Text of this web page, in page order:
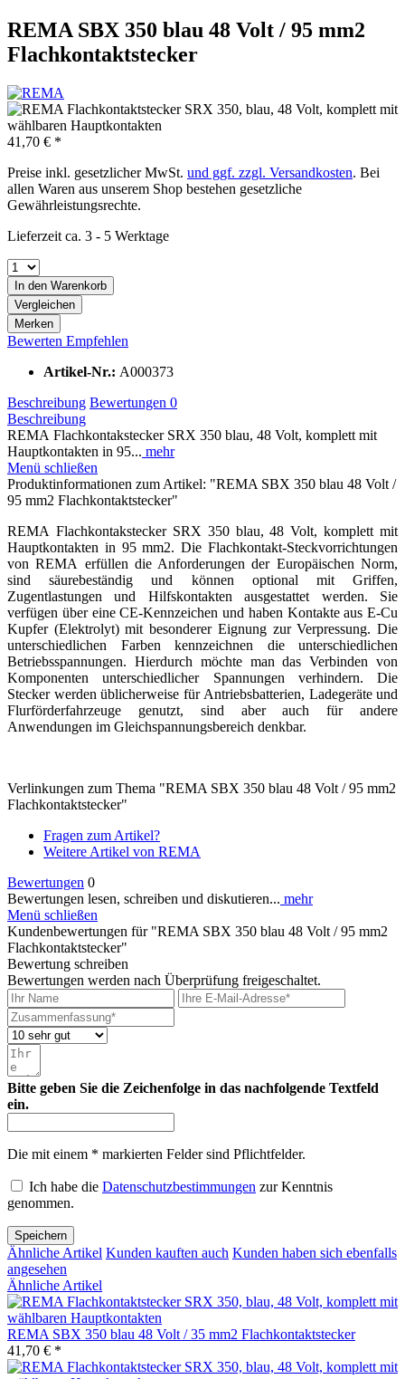
REMA SBX 350 blau 48 Volt / 95 mm2
Flachkontaktstecker
41,70 € *
Preise inkl. gesetzlicher MwSt. und ggf. zzgl. Versandkosten. Bei
allen Waren aus unserem Shop bestehen gesetzliche
Gewährleistungsrechte.
Lieferzeit ca. 3 - 5 Werktage
In den Warenkorb
Vergleichen
Merken
Bewerten Empfehlen
Artikel-Nr.: A000373
Beschreibung Bewertungen 0
Beschreibung
REMA Flachkontakstecker SRX 350 blau, 48 Volt, komplett mit
Hauptkontakten in 95... mehr
Menü schließen
Produktinformationen zum Artikel: "REMA SBX 350 blau 48 Volt /
95 mm2 Flachkontaktstecker"
REMA Flachkontakstecker SRX 350 blau, 48 Volt, komplett mit
Hauptkontakten in 95 mm2. Die Flachkontakt-Steckvorrichtungen
von REMA erfüllen die Anforderungen der Europäischen Norm,
sind säurebeständig und können optional mit Griffen,
Zugentlastungen und Hilfskontakten ausgestattet werden. Sie
verfügen über eine CE-Kennzeichen und haben Kontakte aus E-Cu
Kupfer (Elektrolyt) mit besonderer Eignung zur Verpressung. Die
unterschiedlichen Farben kennzeichnen die unterschiedlichen
Betriebsspannungen. Hierdurch möchte man das Verbinden von
Komponenten unterschiedlicher Spannungen verhindern. Die
Stecker werden üblicherweise für Antriebsbatterien, Ladegeräte und
Flurförderfahrzeuge genutzt, sind aber auch für andere
Anwendungen im Gleichspannungsbereich denkbar.
Verlinkungen zum Thema "REMA SBX 350 blau 48 Volt / 95 mm2
Flachkontaktstecker"
Fragen zum Artikel?
Weitere Artikel von REMA
Bewertungen 0
Bewertungen lesen, schreiben und diskutieren... mehr
Menü schließen
Kundenbewertungen für "REMA SBX 350 blau 48 Volt / 95 mm2
Flachkontaktstecker"
Bewertung schreiben
Bewertungen werden nach Überprüfung freigeschaltet.
Bitte geben Sie die Zeichenfolge in das nachfolgende Textfeld
ein.
Die mit einem * markierten Felder sind Pflichtfelder.
Ich habe die Datenschutzbestimmungen zur Kenntnis
genommen.
Speichern
Ähnliche Artikel Kunden kauften auch Kunden haben sich ebenfalls
angesehen
Ähnliche Artikel
REMA SBX 350 blau 48 Volt / 35 mm2 Flachkontaktstecker
41,70 € *